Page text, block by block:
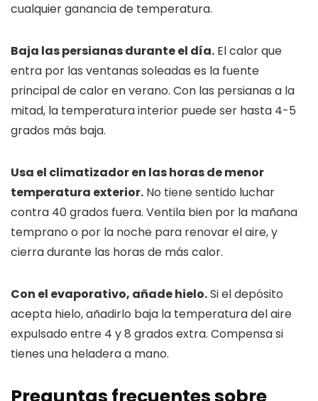
cualquier ganancia de temperatura.
Baja las persianas durante el día. El calor que
entra por las ventanas soleadas es la fuente
principal de calor en verano. Con las persianas a la
mitad, la temperatura interior puede ser hasta 4-5
grados más baja.
Usa el climatizador en las horas de menor
temperatura exterior. No tiene sentido luchar
contra 40 grados fuera. Ventila bien por la mañana
temprano o por la noche para renovar el aire, y
cierra durante las horas de más calor.
Con el evaporativo, añade hielo.Si el depósito
acepta hielo, añadirlo baja la temperatura del aire
expulsado entre 4 y 8 grados extra. Compensa si
tienes una heladera a mano.